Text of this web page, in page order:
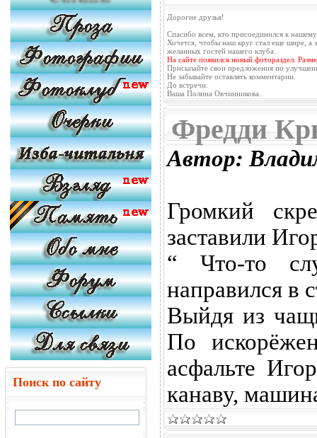
Поиск по сайту
Дорогие друзья!
Спасибо всем, кто присоединился к
Хочется, чтобы наш круг стал еще шире, а
желанных гостей нашего клуба.
На сайте появился новый фотораздел.
Присылайте свои предложения по
Не забывайте оставлять комментарии.
До встречи.
Ваша Полина Овчинникова.
Фредди
Автор:
Громкий
заставили
“ Что-то
направился в
Выйдя из
По
асфальте
канаву,